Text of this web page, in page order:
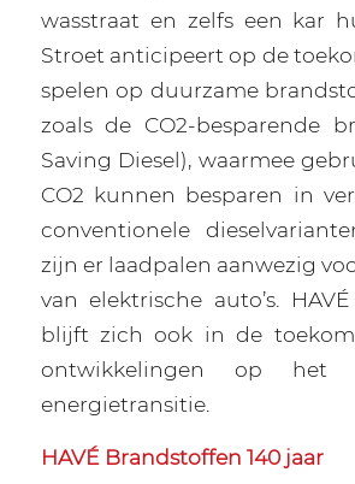
wasstraat en zelfs een kar
Stroet anticipeert op de
spelen op duurzame
zoals de CO2-besparende
Saving Diesel), waarmee
CO2 kunnen besparen in
conventionele
zijn er laadpalen aanwezig
van elektrische auto’s.
blijft zich ook in de
ontwikkelingen op het
energietransitie.
HAVÉ Brandstoffen 140 jaar